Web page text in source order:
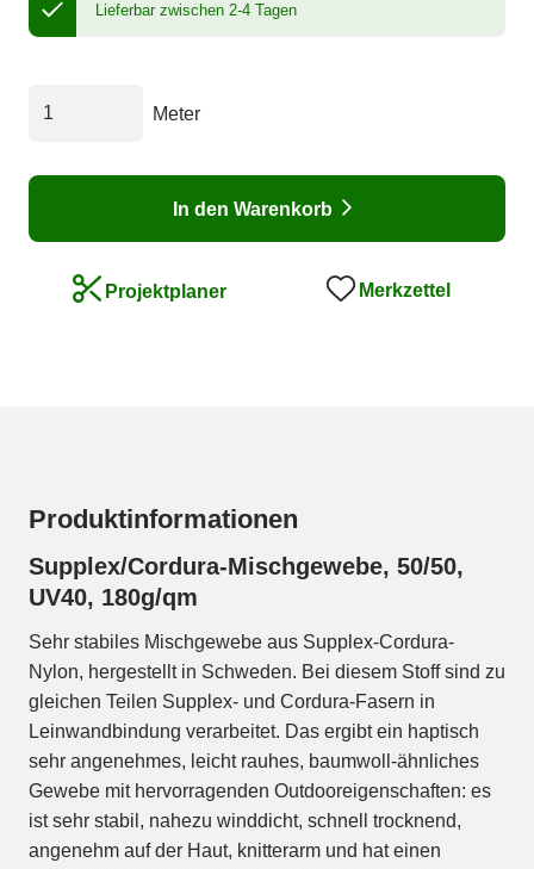
Lieferbar zwischen 2-4 Tagen
Meter
In den Warenkorb
Projektplaner Merkzettel
Produktinformationen
Supplex/Cordura-Mischgewebe, 50/50,
UV40, 180g/qm
Sehr stabiles Mischgewebe aus Supplex-Cordura-
Nylon, hergestellt in Schweden. Bei diesem Stoff sind zu
gleichen Teilen Supplex- und Cordura-Fasern in
Leinwandbindung verarbeitet. Das ergibt ein haptisch
sehr angenehmes, leicht rauhes, baumwoll-ähnliches
Gewebe mit hervorragenden Outdooreigenschaften: es
ist sehr stabil, nahezu winddicht, schnell trocknend,
angenehm auf der Haut, knitterarm und hat einen